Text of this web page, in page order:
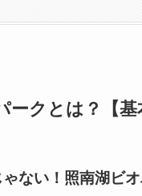
ークとは？【基
ない！照南湖ビ